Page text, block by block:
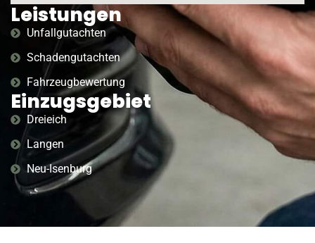
Leistungen
Unfallgutachten
Schadengutachten
Fahrzeugbewertung
Einzugsgebiet
Dreieich
Langen
Neu-Isenburg